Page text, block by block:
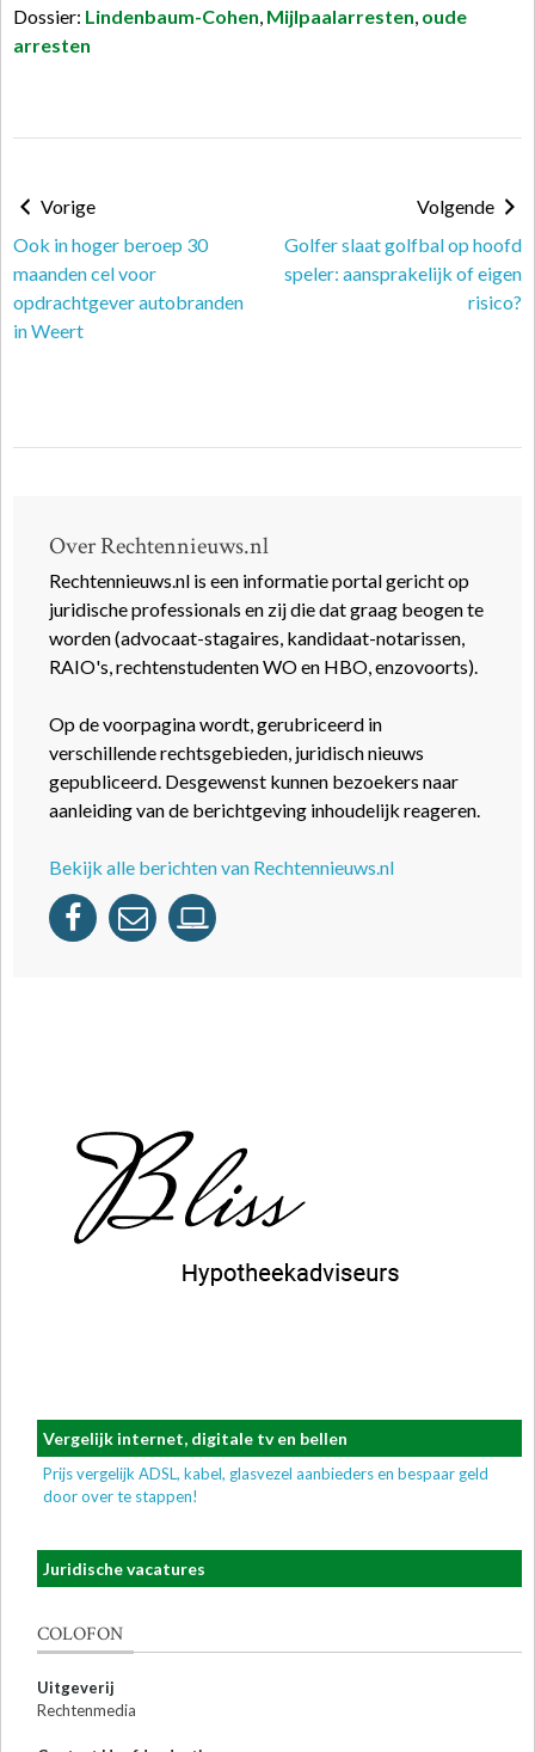
Dossier: Lindenbaum-Cohen, Mijlpaalarresten, oude
arresten
Vorige
Ook in hoger beroep 30
maanden cel voor
opdrachtgever autobranden
in Weert
Volgende
Golfer slaat golfbal op hoofd
speler: aansprakelijk of eigen
risico?
Over Rechtennieuws.nl
Rechtennieuws.nl is een informatie portal gericht op
juridische professionals en zij die dat graag beogen te
worden (advocaat-stagaires, kandidaat-notarissen,
RAIO's, rechtenstudenten WO en HBO, enzovoorts).
Op de voorpagina wordt, gerubriceerd in
verschillende rechtsgebieden, juridisch nieuws
gepubliceerd. Desgewenst kunnen bezoekers naar
aanleiding van de berichtgeving inhoudelijk reageren.
Bekijk alle berichten van Rechtennieuws.nl
Vergelijk internet, digitale tv en bellen
Prijs vergelijk ADSL, kabel, glasvezel aanbieders en bespaar geld
door over te stappen!
Juridische vacatures
COLOFON
Uitgeverij
Rechtenmedia